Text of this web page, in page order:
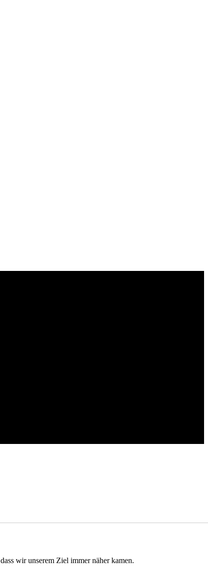
wir unserem Ziel immer näher kamen.